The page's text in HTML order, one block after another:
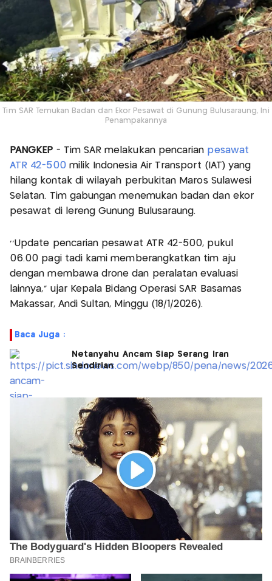
Tim SAR Temukan Badan dan Ekor Pesawat di Gunung Bulusaraung, Ini
Penampakannya
PANGKEP - Tim SAR melakukan pencarian pesawat
ATR 42-500 milik Indonesia Air Transport (IAT) yang
hilang kontak di wilayah perbukitan Maros Sulawesi
Selatan. Tim gabungan menemukan badan dan ekor
pesawat di lereng Gunung Bulusaraung.
‘’Update pencarian pesawat ATR 42-500, pukul
06.00 pagi tadi kami memberangkatkan tim aju
dengan membawa drone dan peralatan evaluasi
lainnya,” ujar Kepala Bidang Operasi SAR Basarnas
Makassar, Andi Sultan, Minggu (18/1/2026).
Baca Juga :
Netanyahu Ancam Siap Serang Iran
Sendirian